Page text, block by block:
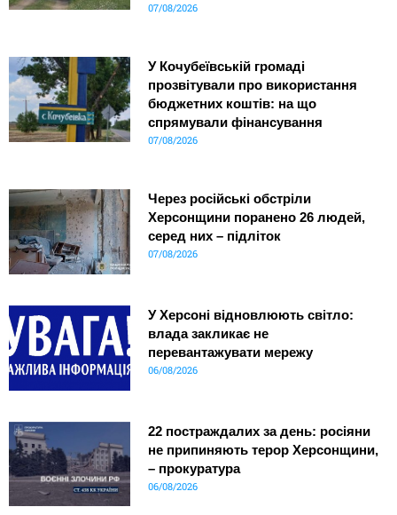
07/08/2026
У Кочубеївській громаді
прозвітували про використання
бюджетних коштів: на що
спрямували фінансування
07/08/2026
Через російські обстріли
Херсонщини поранено 26 людей,
серед них – підліток
07/08/2026
У Херсоні відновлюють світло:
влада закликає не
перевантажувати мережу
06/08/2026
22 постраждалих за день: росіяни
не припиняють терор Херсонщини,
– прокуратура
06/08/2026